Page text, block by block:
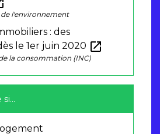
l'environnement
: des
le 1er juin 2020 open_in_new
la consommation (INC)